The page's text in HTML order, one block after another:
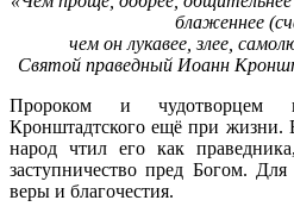
блаженнее
чем он лукавее, злее,
Святой праведный Иоанн
Пророком и чудотворцем
Кронштадтского ещё при жизни.
народ чтил его как
заступничество пред Богом.
веры и благочестия.